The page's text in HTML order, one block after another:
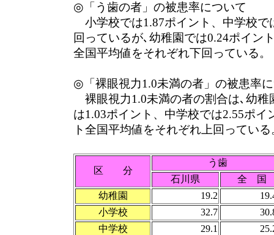
◎「う歯の者」の被患率について
小学校では1.87ポイント、中学校で
回っているが､幼稚園では0.24ポイン
全国平均値をそれぞれ下回っている。
◎「裸眼視力1.0未満の者」の被患率
裸眼視力1.0未満の者の割合は､幼稚
は1.03ポイント、中学校では2.55ポイ
ト全国平均値をそれぞれ上回っている
区 分
う歯
石川県
全 国
幼稚園
19.2
小学校
32.7
中学校
29.1